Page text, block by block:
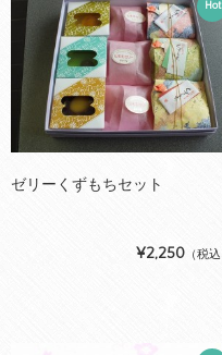
Hot
ゼリーくずもちセット
¥2,250 （税込